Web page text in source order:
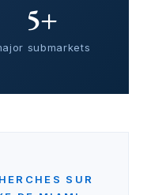
5+
submarkets
SUR